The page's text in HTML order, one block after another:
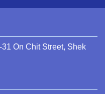
On Chit Street, Shek